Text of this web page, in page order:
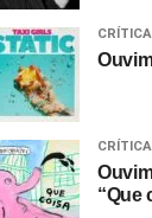
CRÍTICA
CRÍTICA
“Que